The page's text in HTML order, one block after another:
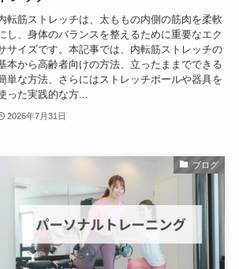
転筋ストレッチは、太ももの内側の筋肉を柔軟
し、身体のバランスを整えるために重要なエク
サイズです。本記事では、内転筋ストレッチの
本から高齢者向けの方法、立ったままでできる
単な方法、さらにはストレッチポールや器具を
った実践的な方...
2026年7月31日
ブログ